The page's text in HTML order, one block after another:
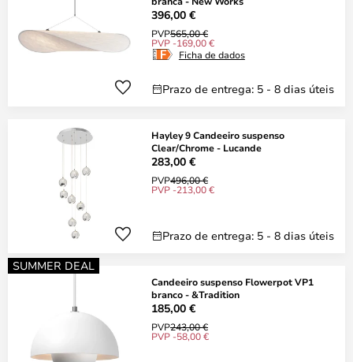
396,00 €
PVP565,00 €
PVP -169,00 €
Ficha de dados
Prazo de entrega: 5 - 8 dias úteis
Hayley 9 Candeeiro suspenso
Clear/Chrome - Lucande
283,00 €
PVP496,00 €
PVP -213,00 €
Prazo de entrega: 5 - 8 dias úteis
SUMMER DEAL
Candeeiro suspenso Flowerpot VP1
branco - &Tradition
185,00 €
PVP243,00 €
PVP -58,00 €